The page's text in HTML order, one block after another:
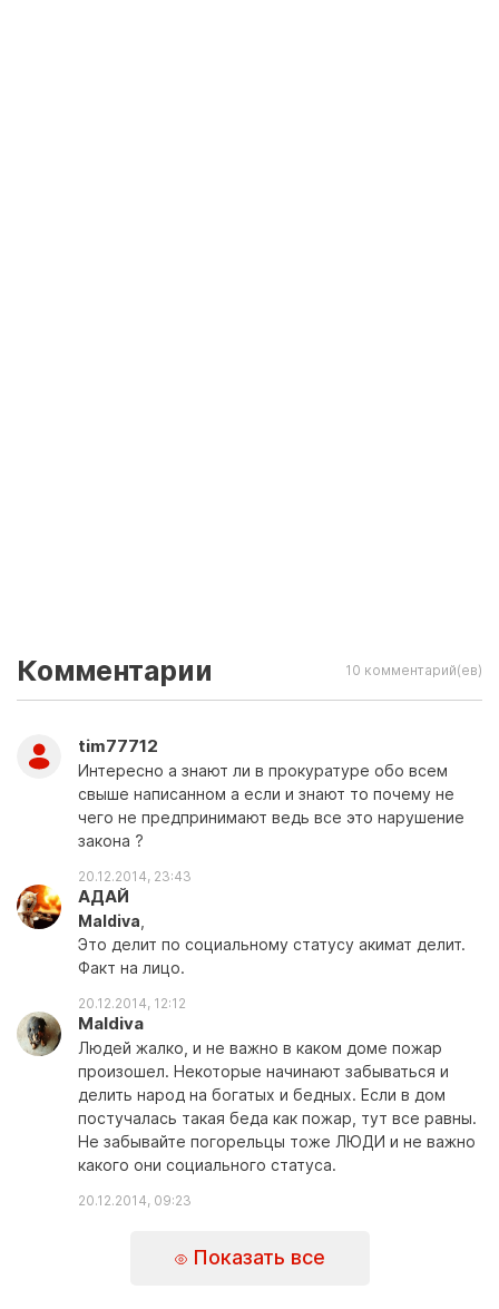
Комментарии 10 комментарий(ев)
tim77712
Интересно а знают ли в прокуратуре обо всем
свыше написанном а если и знают то почему не
чего не предпринимают ведь все это нарушение
закона ?
20.12.2014, 23:43
АДАЙ
Maldiva
Это делит по социальному статусу акимат делит.
Факт на лицо.
20.12.2014, 12:12
Maldiva
Людей жалко, и не важно в каком доме пожар
произошел. Некоторые начинают забываться и
делить народ на богатых и бедных. Если в дом
постучалась такая беда как пожар, тут все равны.
Не забывайте погорельцы тоже ЛЮДИ и не важно
какого они социального статуса.
20.12.2014, 09:23
Показать все